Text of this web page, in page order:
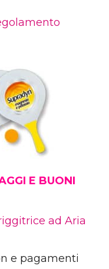
E BUONI
ad Aria
e pagamenti